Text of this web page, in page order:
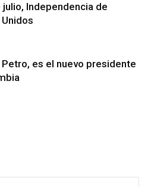
julio, Independencia de
Petro, es el nuevo presidente